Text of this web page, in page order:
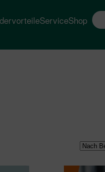
ServiceShop